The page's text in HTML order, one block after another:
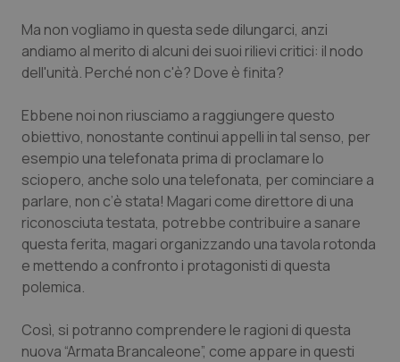
Lombardia
Marche
Molise
Piemonte
Provincia Autonoma di Bolzano
Provincia Autonoma di Trento
Puglia
Sardegna
Dolore
Donna & Salute
Epatiti
HIV
Infezioni & Febbre
Ipertensione & Scompenso
Malattie rare
Malattia di Crohn & Rettocolite Ulcerosa
Ma non vogliamo in questa sede dilungarci, anzi
andiamo al merito di alcuni dei suoi rilievi critici: il nodo
dell'unità. Perché non c'è? Dove è finita?
Ebbene noi non riusciamo a raggiungere questo
obiettivo, nonostante continui appelli in tal senso, per
esempio una telefonata prima di proclamare lo
sciopero, anche solo una telefonata, per cominciare a
parlare, non c’è stata! Magari come direttore di una
riconosciuta testata, potrebbe contribuire a sanare
questa ferita, magari organizzando una tavola rotonda
e mettendo a confronto i protagonisti di questa
polemica.
Così, si potranno comprendere le ragioni di questa
nuova “Armata Brancaleone”, come appare in questi